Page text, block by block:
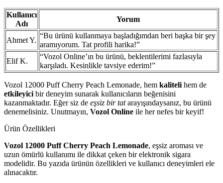
Kullanıcı
Adı
Yorum
Ahmet Y.
“Bu ürünü kullanmaya başladığımdan beri başka bir şey
aramıyorum. Tat profili harika!”
Elif K.
“Vozol Online’ın bu ürünü, beklentilerimi fazlasıyla
karşıladı. Kesinlikle tavsiye ederim!”
Vozol 12000 Puff Cherry Peach Lemonade, hem kaliteli hem de
etkileyici bir deneyim sunarak kullanıcıların beğenisini
kazanmaktadır. Eğer siz de eşsiz bir tatarayışındaysanız, bu ürünü
denemelisiniz. Unutmayın, Vozol Online ile her nefes bir keyif!
Ürün Özellikleri
Vozol 12000 Puff Cherry Peach Lemonade, eşsiz aroması ve
uzun ömürlü kullanımı ile dikkat çeken bir elektronik sigara
modelidir. Bu yazıda ürünün özellikleri ve kullanıcı deneyimleri ele
alınacaktır.